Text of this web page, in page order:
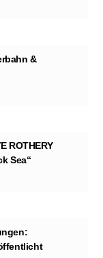
&
ROTHERY
Sea“